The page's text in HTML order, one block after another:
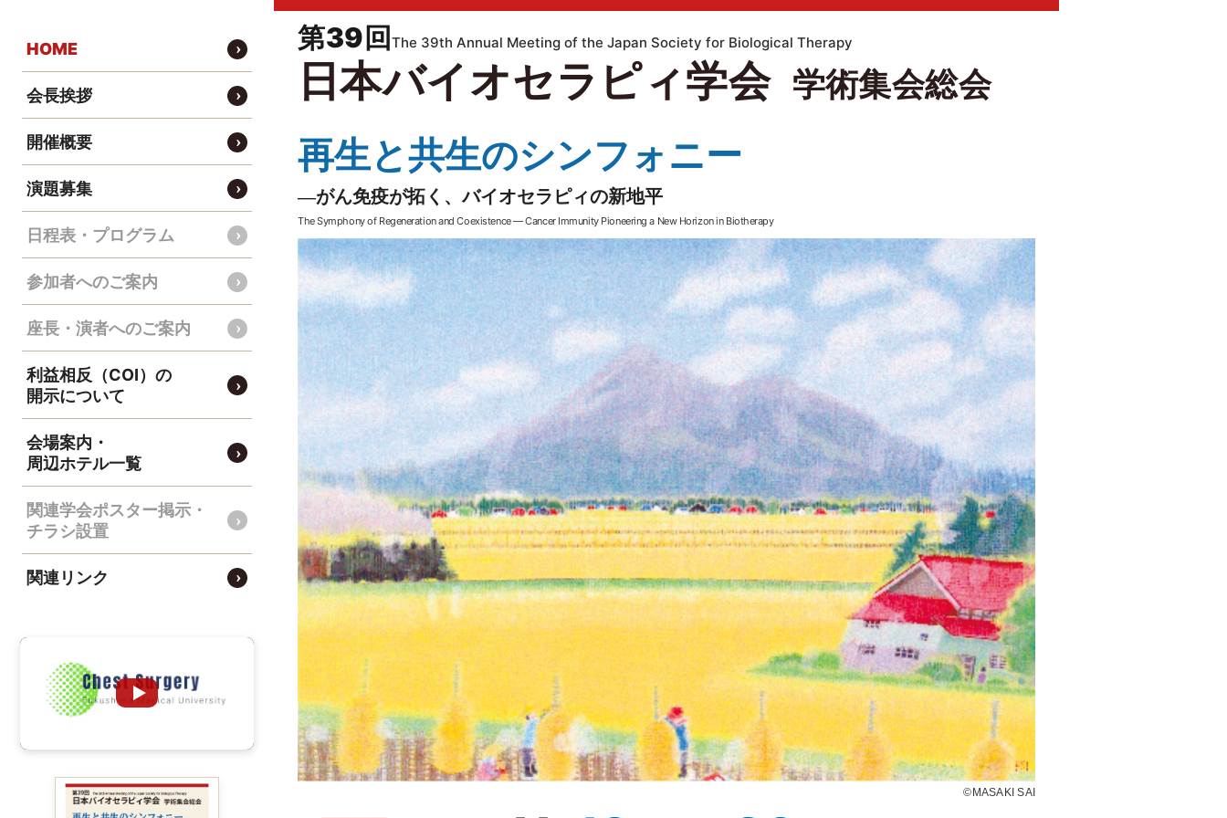
HOME
会長挨拶
開催概要
演題募集
日程表・プログラム
参加者へのご案内
座長・演者へのご案内
利益相反（COI）の
開示について
会場案内・
周辺ホテル一覧
関連学会ポスター掲示・
チラシ設置
関連リンク
第39回The 39th Annual Meeting of the Japan Society for Biological Therapy
日本バイオセラピィ学会 学術集会総会
再生と共生のシンフォニー
—がん免疫が拓く、バイオセラピィの新地平
The Symphony of Regeneration and Coexistence — Cancer Immunity Pioneering a New Horizon in Biotherapy
©MASAKI SAI